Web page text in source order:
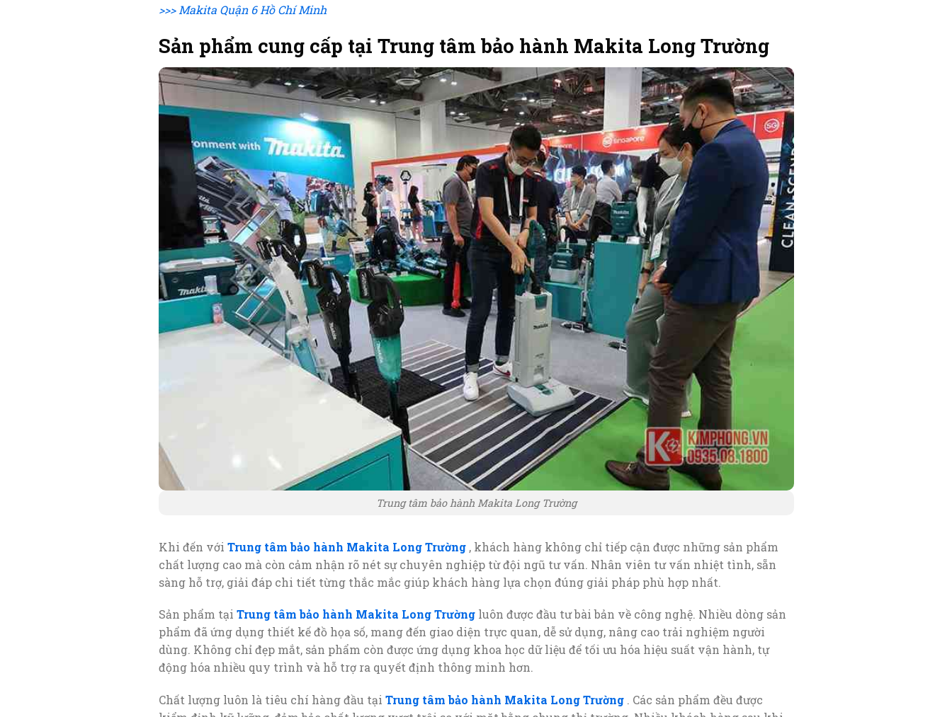
>>> Makita Quận 6 Hồ Chí Minh
Sản phẩm cung cấp tại Trung tâm bảo hành Makita Long Trường
Trung tâm bảo hành Makita Long Trường
Khi đến với Trung tâm bảo hành Makita Long Trường , khách hàng không chỉ tiếp cận được những sản phẩm
chất lượng cao mà còn cảm nhận rõ nét sự chuyên nghiệp từ đội ngũ tư vấn. Nhân viên tư vấn nhiệt tình, sẵn
sàng hỗ trợ, giải đáp chi tiết từng thắc mắc giúp khách hàng lựa chọn đúng giải pháp phù hợp nhất.
Sản phẩm tại Trung tâm bảo hành Makita Long Trường luôn được đầu tư bài bản về công nghệ. Nhiều dòng sản
phẩm đã ứng dụng thiết kế đồ họa số, mang đến giao diện trực quan, dễ sử dụng, nâng cao trải nghiệm người
dùng. Không chỉ đẹp mắt, sản phẩm còn được ứng dụng khoa học dữ liệu để tối ưu hóa hiệu suất vận hành, tự
động hóa nhiều quy trình và hỗ trợ ra quyết định thông minh hơn.
Chất lượng luôn là tiêu chí hàng đầu tại Trung tâm bảo hành Makita Long Trường . Các sản phẩm đều được